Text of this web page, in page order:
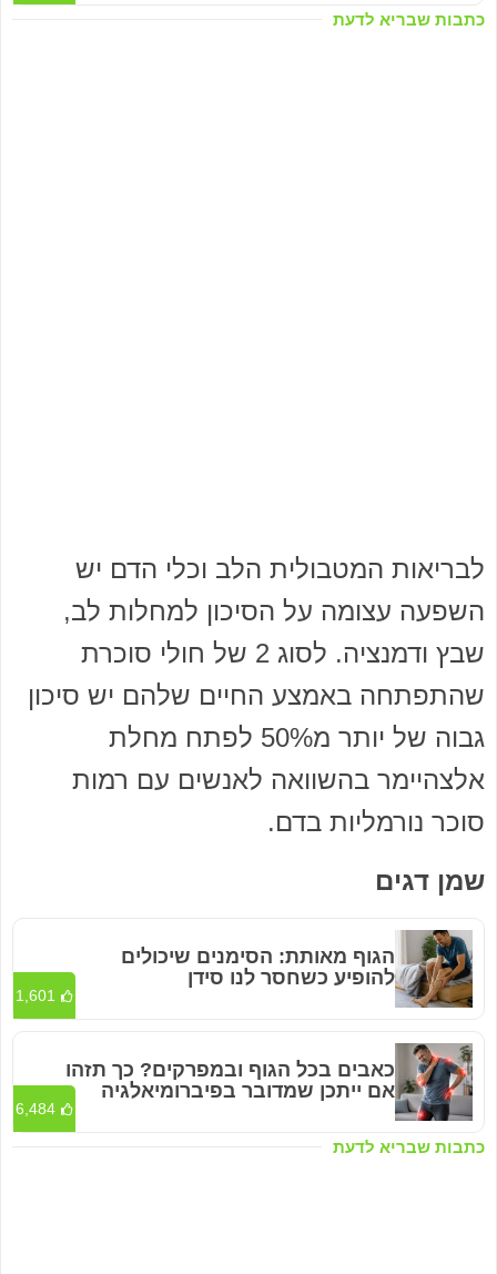
כתבות שבריא לדעת
לבריאות המטבולית הלב וכלי הדם יש
השפעה עצומה על הסיכון למחלות לב,
שבץ ודמנציה. לסוג 2 של חולי סוכרת
שהתפתחה באמצע החיים שלהם יש סיכון
גבוה של יותר מ50% לפתח מחלת
אלצהיימר בהשוואה לאנשים עם רמות
סוכר נורמליות בדם.
שמן דגים
כתבות שבריא לדעת
הגוף מאותת: הסימנים שיכולים
להופיע כשחסר לנו סידן
1,601
כאבים בכל הגוף ובמפרקים? כך תזהו
אם ייתכן שמדובר בפיברומיאלגיה
6,484